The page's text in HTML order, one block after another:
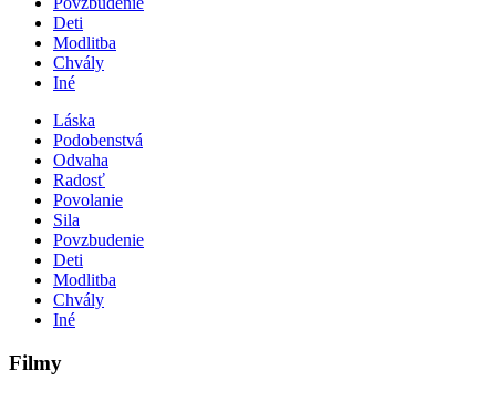
Deti
Modlitba
Chvály
Iné
Láska
Podobenstvá
Odvaha
Radosť
Povolanie
Sila
Povzbudenie
Deti
Modlitba
Chvály
Iné
Filmy